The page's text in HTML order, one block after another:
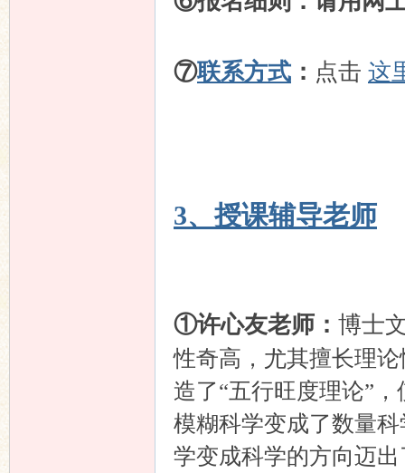
⑦联系方式 ： 点击 这
3、授课辅导老师
①许心友老师： 博士
性奇高，尤其擅长理
造了“五行旺度理论”
模糊科学变成了数量
学变成科学的方向迈